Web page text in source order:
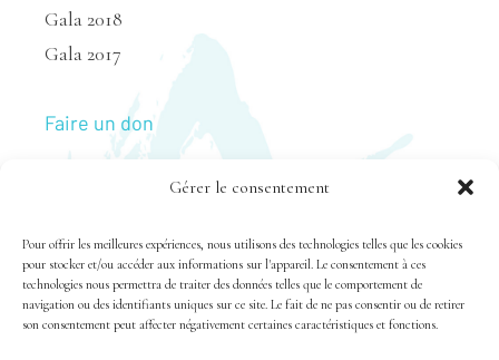
Gérer le consentement
Pour offrir les meilleures expériences, nous utilisons des technologies telles que les cookies
pour stocker et/ou accéder aux informations sur l'appareil. Le consentement à ces
technologies nous permettra de traiter des données telles que le comportement de
navigation ou des identifiants uniques sur ce site. Le fait de ne pas consentir ou de retirer
son consentement peut affecter négativement certaines caractéristiques et fonctions.
Gala 2018
Gala 2017
Faire un don